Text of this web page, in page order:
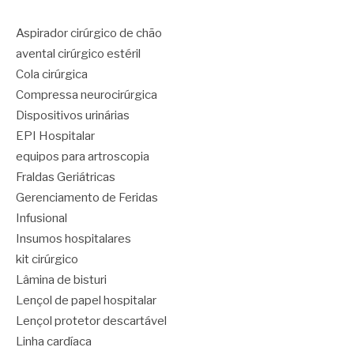
Aspirador cirúrgico de chão
avental cirúrgico estéril
Cola cirúrgica
Compressa neurocirúrgica
Dispositivos urinárias
EPI Hospitalar
equipos para artroscopia
Fraldas Geriátricas
Gerenciamento de Feridas
Infusional
Insumos hospitalares
kit cirúrgico
Lâmina de bisturi
Lençol de papel hospitalar
Lençol protetor descartável
Linha cardíaca